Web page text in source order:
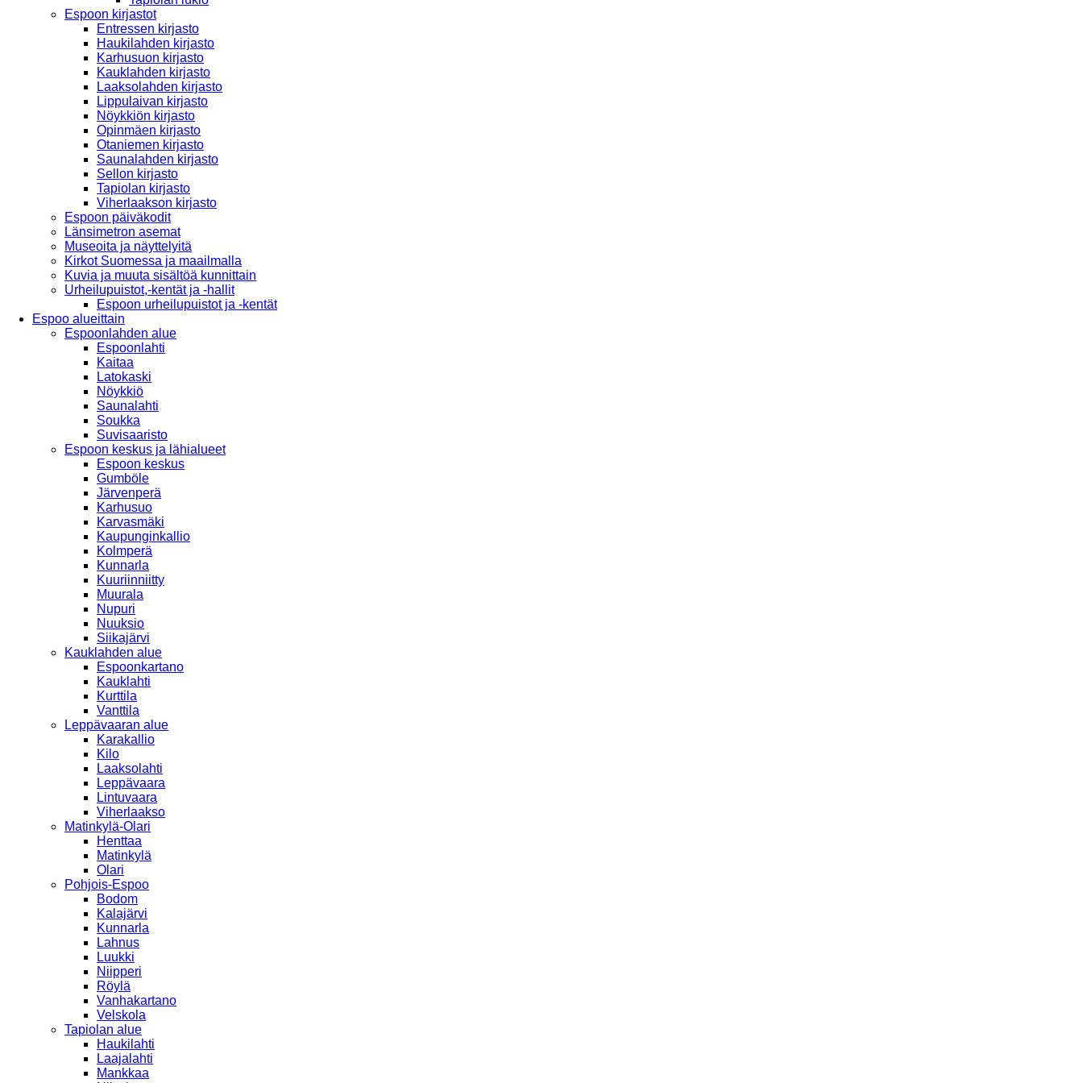
Espoon kirjastot
Entressen kirjasto
Haukilahden kirjasto
Karhusuon kirjasto
Kauklahden kirjasto
Laaksolahden kirjasto
Lippulaivan kirjasto
Nöykkiön kirjasto
Opinmäen kirjasto
Otaniemen kirjasto
Saunalahden kirjasto
Sellon kirjasto
Tapiolan kirjasto
Viherlaakson kirjasto
Espoon päiväkodit
Länsimetron asemat
Museoita ja näyttelyitä
Kirkot Suomessa ja maailmalla
Kuvia ja muuta sisältöä kunnittain
Urheilupuistot,-kentät ja -hallit
Espoon urheilupuistot ja -kentät
Espoo alueittain
Espoonlahden alue
Espoonlahti
Kaitaa
Latokaski
Nöykkiö
Saunalahti
Soukka
Suvisaaristo
Espoon keskus ja lähialueet
Espoon keskus
Gumböle
Järvenperä
Karhusuo
Karvasmäki
Kaupunginkallio
Kolmperä
Kunnarla
Kuuriinniitty
Muurala
Nupuri
Nuuksio
Siikajärvi
Kauklahden alue
Espoonkartano
Kauklahti
Kurttila
Vanttila
Leppävaaran alue
Karakallio
Kilo
Laaksolahti
Leppävaara
Lintuvaara
Viherlaakso
Matinkylä-Olari
Henttaa
Matinkylä
Olari
Pohjois-Espoo
Bodom
Kalajärvi
Kunnarla
Lahnus
Luukki
Niipperi
Röylä
Vanhakartano
Velskola
Tapiolan alue
Haukilahti
Laajalahti
Mankkaa